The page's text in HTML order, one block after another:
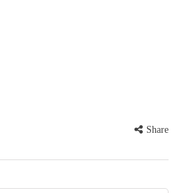
Share